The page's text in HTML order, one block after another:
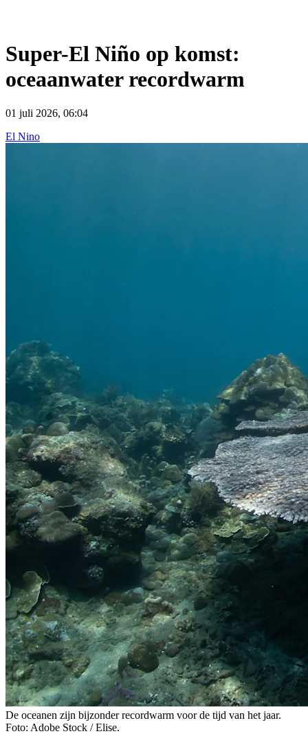
Super-El Niño op komst:
oceaanwater recordwarm
01 juli 2026, 06:04
El Nino
De oceanen zijn bijzonder recordwarm voor de tijd van het jaar.
Foto: Adobe Stock / Elise.